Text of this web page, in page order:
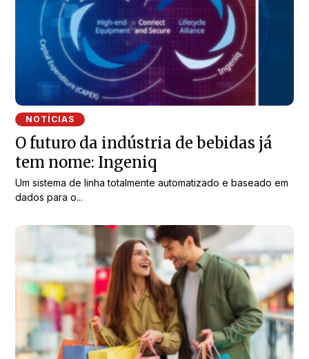
NOTÍCIAS
O futuro da indústria de bebidas já
tem nome: Ingeniq
Um sistema de linha totalmente automatizado e baseado em
dados para o...